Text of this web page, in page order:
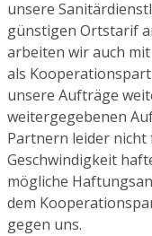
unsere
günstigen Ortstarif
arbeiten wir auch
als
unsere Aufträge
weitergegebenen
Partnern leider nicht
Geschwindigkeit
mögliche
dem
gegen uns.